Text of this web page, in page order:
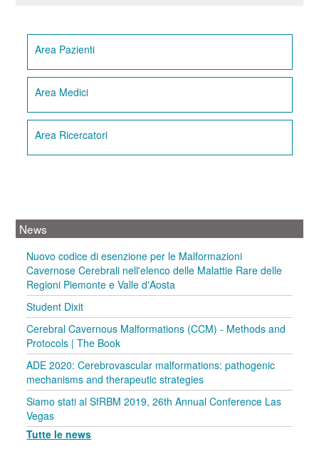
Area Pazienti
Area Medici
Area Ricercatori
News
Nuovo codice di esenzione per le Malformazioni
Cavernose Cerebrali nell'elenco delle Malattie Rare delle
Regioni Piemonte e Valle d'Aosta
Student Dixit
Cerebral Cavernous Malformations (CCM) - Methods and
Protocols | The Book
ADE 2020: Cerebrovascular malformations: pathogenic
mechanisms and therapeutic strategies
Siamo stati al SfRBM 2019, 26th Annual Conference Las
Vegas
Tutte le news